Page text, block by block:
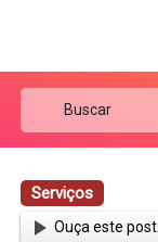
Serviços
Ouça este post.